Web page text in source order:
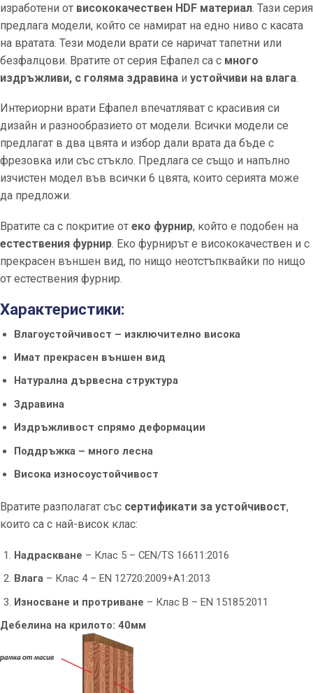
изработени от висококачествен HDF материал. Тази серия
предлага модели, който се намират на едно ниво с касата
на вратата. Тези модели врати се наричат тапетни или
безфалцови. Вратите от серия Ефапел са с много
издръжливи, с голяма здравина и устойчиви на влага.
Интериорни врати Ефапел впечатляват с красивия си
дизайн и разнообразието от модели. Всички модели се
предлагат в два цвята и избор дали врата да бъде с
фрезовка или със стъкло. Предлага се също и напълно
изчистен модел във всички 6 цвята, които серията може
да предложи.
Вратите са с покритие от еко фурнир, който е подобен на
естествения фурнир. Еко фурнирът е висококачествен и с
прекрасен външен вид, по нищо неотстъпквайки по нищо
от естествения фурнир.
Характеристики:
Влагоустойчивост – изключително висока
Имат прекрасен външен вид
Натурална дървесна структура
Здравина
Издръжливост спрямо деформации
Поддръжка – много лесна
Висока износоустойчивост
Вратите разполагат със сертификати за устойчивост,
които са с най-висок клас:
Надраскване – Клас 5 – CEN/TS 16611:2016
Влага – Клас 4 – EN 12720:2009+A1:2013
Износване и протриване – Клас B – EN 15185:2011
Дебелина на крилото: 40мм